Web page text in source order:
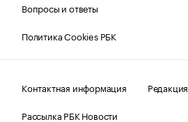
Вопросы и ответы
Политика Cookies РБК
Контактная информация
Редакция
Рассылка РБК Новости